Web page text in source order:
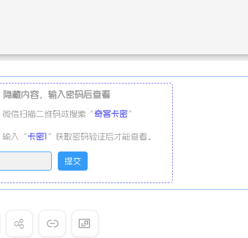
隐藏内容，输入密码后查看
信扫描二维码或搜索“奇客卡密”
入“ 卡密1 ”获取密码验证后才能查看。